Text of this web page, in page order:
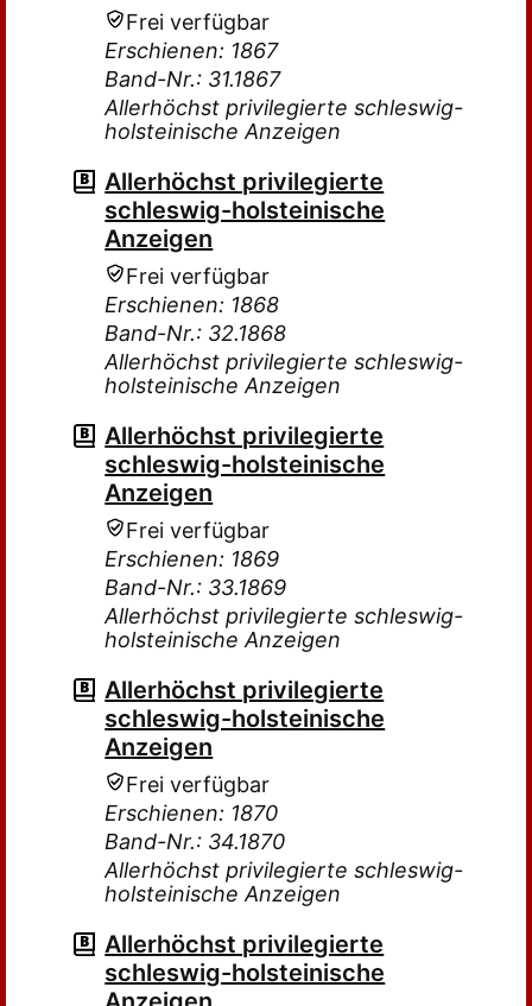
Frei verfügbar
Erschienen: 1867
Band-Nr.: 31.1867
Allerhöchst privilegierte schleswig-
holsteinische Anzeigen
Allerhöchst privilegierte
schleswig-holsteinische
Anzeigen
Frei verfügbar
Erschienen: 1868
Band-Nr.: 32.1868
Allerhöchst privilegierte schleswig-
holsteinische Anzeigen
Allerhöchst privilegierte
schleswig-holsteinische
Anzeigen
Frei verfügbar
Erschienen: 1869
Band-Nr.: 33.1869
Allerhöchst privilegierte schleswig-
holsteinische Anzeigen
Allerhöchst privilegierte
schleswig-holsteinische
Anzeigen
Frei verfügbar
Erschienen: 1870
Band-Nr.: 34.1870
Allerhöchst privilegierte schleswig-
holsteinische Anzeigen
Allerhöchst privilegierte
schleswig-holsteinische